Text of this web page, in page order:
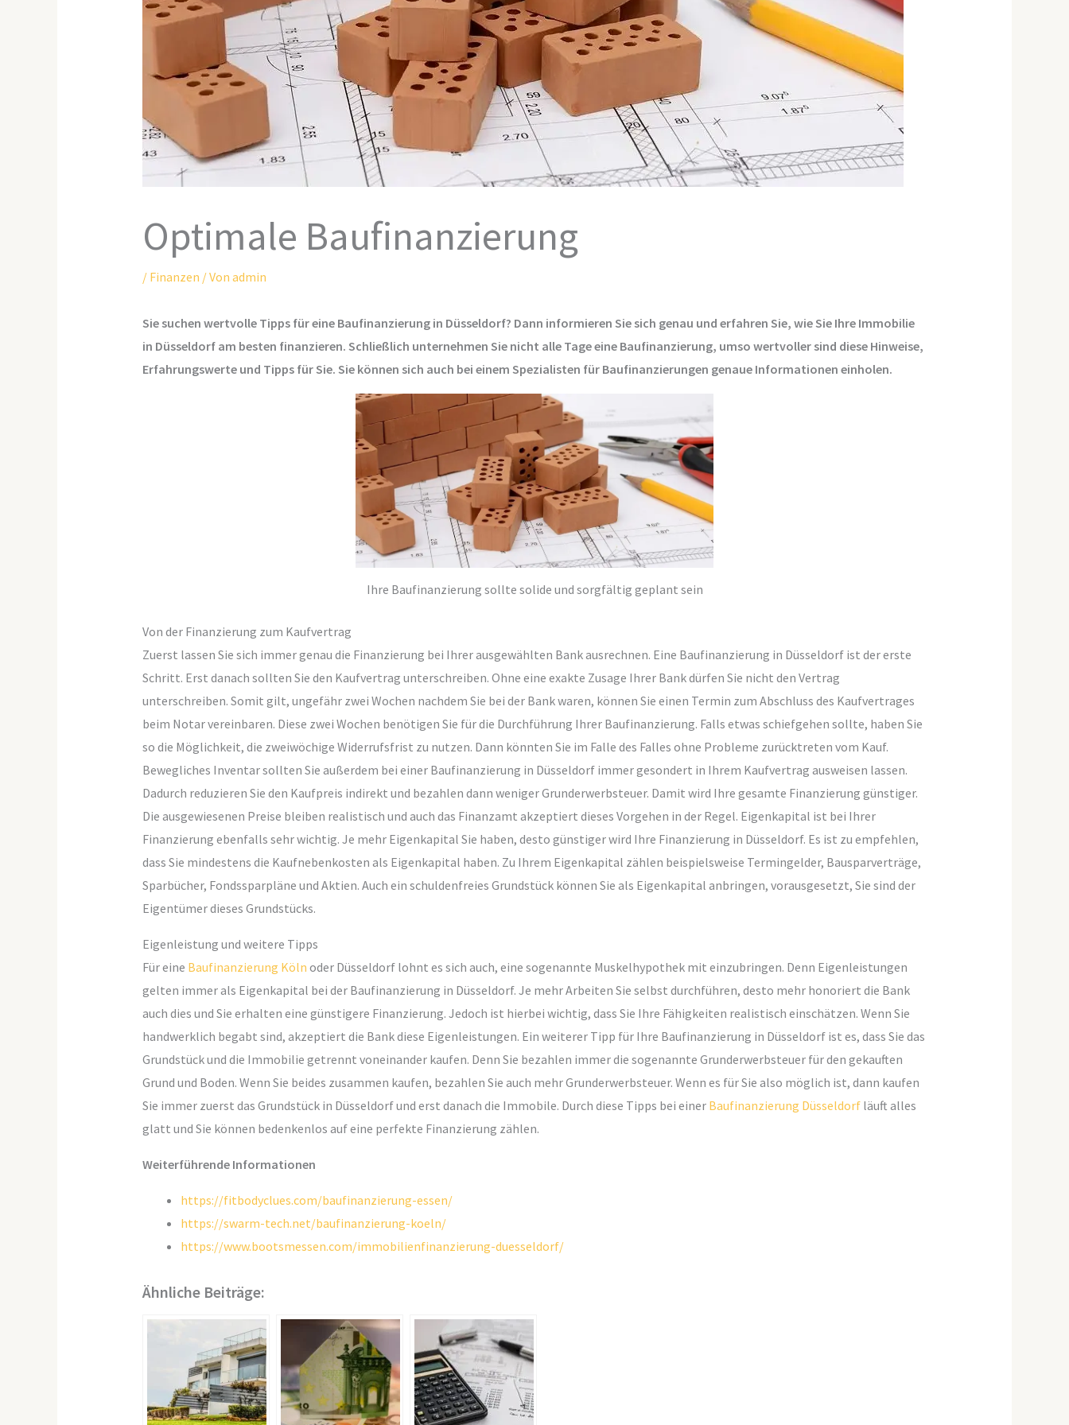
Optimale Baufinanzierung
/ Finanzen / Von admin
Sie suchen wertvolle Tipps für eine Baufinanzierung in Düsseldorf? Dann informieren Sie sich genau und erfahren Sie, wie Sie Ihre Immobilie
in Düsseldorf am besten finanzieren. Schließlich unternehmen Sie nicht alle Tage eine Baufinanzierung, umso wertvoller sind diese Hinweise,
Erfahrungswerte und Tipps für Sie. Sie können sich auch bei einem Spezialisten für Baufinanzierungen genaue Informationen einholen.
Ihre Baufinanzierung sollte solide und sorgfältig geplant sein
Von der Finanzierung zum Kaufvertrag
Zuerst lassen Sie sich immer genau die Finanzierung bei Ihrer ausgewählten Bank ausrechnen. Eine Baufinanzierung in Düsseldorf ist der erste
Schritt. Erst danach sollten Sie den Kaufvertrag unterschreiben. Ohne eine exakte Zusage Ihrer Bank dürfen Sie nicht den Vertrag
unterschreiben. Somit gilt, ungefähr zwei Wochen nachdem Sie bei der Bank waren, können Sie einen Termin zum Abschluss des Kaufvertrages
beim Notar vereinbaren. Diese zwei Wochen benötigen Sie für die Durchführung Ihrer Baufinanzierung. Falls etwas schiefgehen sollte, haben Sie
so die Möglichkeit, die zweiwöchige Widerrufsfrist zu nutzen. Dann könnten Sie im Falle des Falles ohne Probleme zurücktreten vom Kauf.
Bewegliches Inventar sollten Sie außerdem bei einer Baufinanzierung in Düsseldorf immer gesondert in Ihrem Kaufvertrag ausweisen lassen.
Dadurch reduzieren Sie den Kaufpreis indirekt und bezahlen dann weniger Grunderwerbsteuer. Damit wird Ihre gesamte Finanzierung günstiger.
Die ausgewiesenen Preise bleiben realistisch und auch das Finanzamt akzeptiert dieses Vorgehen in der Regel. Eigenkapital ist bei Ihrer
Finanzierung ebenfalls sehr wichtig. Je mehr Eigenkapital Sie haben, desto günstiger wird Ihre Finanzierung in Düsseldorf. Es ist zu empfehlen,
dass Sie mindestens die Kaufnebenkosten als Eigenkapital haben. Zu Ihrem Eigenkapital zählen beispielsweise Termingelder, Bausparverträge,
Sparbücher, Fondssparpläne und Aktien. Auch ein schuldenfreies Grundstück können Sie als Eigenkapital anbringen, vorausgesetzt, Sie sind der
Eigentümer dieses Grundstücks.
Eigenleistung und weitere Tipps
Für eine Baufinanzierung Köln oder Düsseldorf lohnt es sich auch, eine sogenannte Muskelhypothek mit einzubringen. Denn Eigenleistungen
gelten immer als Eigenkapital bei der Baufinanzierung in Düsseldorf. Je mehr Arbeiten Sie selbst durchführen, desto mehr honoriert die Bank
auch dies und Sie erhalten eine günstigere Finanzierung. Jedoch ist hierbei wichtig, dass Sie Ihre Fähigkeiten realistisch einschätzen. Wenn Sie
handwerklich begabt sind, akzeptiert die Bank diese Eigenleistungen. Ein weiterer Tipp für Ihre Baufinanzierung in Düsseldorf ist es, dass Sie das
Grundstück und die Immobilie getrennt voneinander kaufen. Denn Sie bezahlen immer die sogenannte Grunderwerbsteuer für den gekauften
Grund und Boden. Wenn Sie beides zusammen kaufen, bezahlen Sie auch mehr Grunderwerbsteuer. Wenn es für Sie also möglich ist, dann kaufen
Sie immer zuerst das Grundstück in Düsseldorf und erst danach die Immobile. Durch diese Tipps bei einer Baufinanzierung Düsseldorfläuft alles
glatt und Sie können bedenkenlos auf eine perfekte Finanzierung zählen.
Weiterführende Informationen
https://fitbodyclues.com/baufinanzierung-essen/
https://swarm-tech.net/baufinanzierung-koeln/
https://www.bootsmessen.com/immobilienfinanzierung-duesseldorf/
Ähnliche Beiträge: